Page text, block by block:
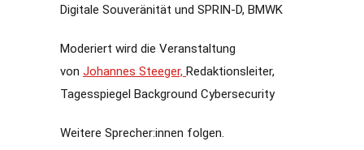
Digitale Souveränität und SPRIN-D, BMWK
Moderiert wird die Veranstaltung
von Johannes Steeger, Redaktionsleiter,
Tagesspiegel Background Cybersecurity
Weitere Sprecher:innen folgen.